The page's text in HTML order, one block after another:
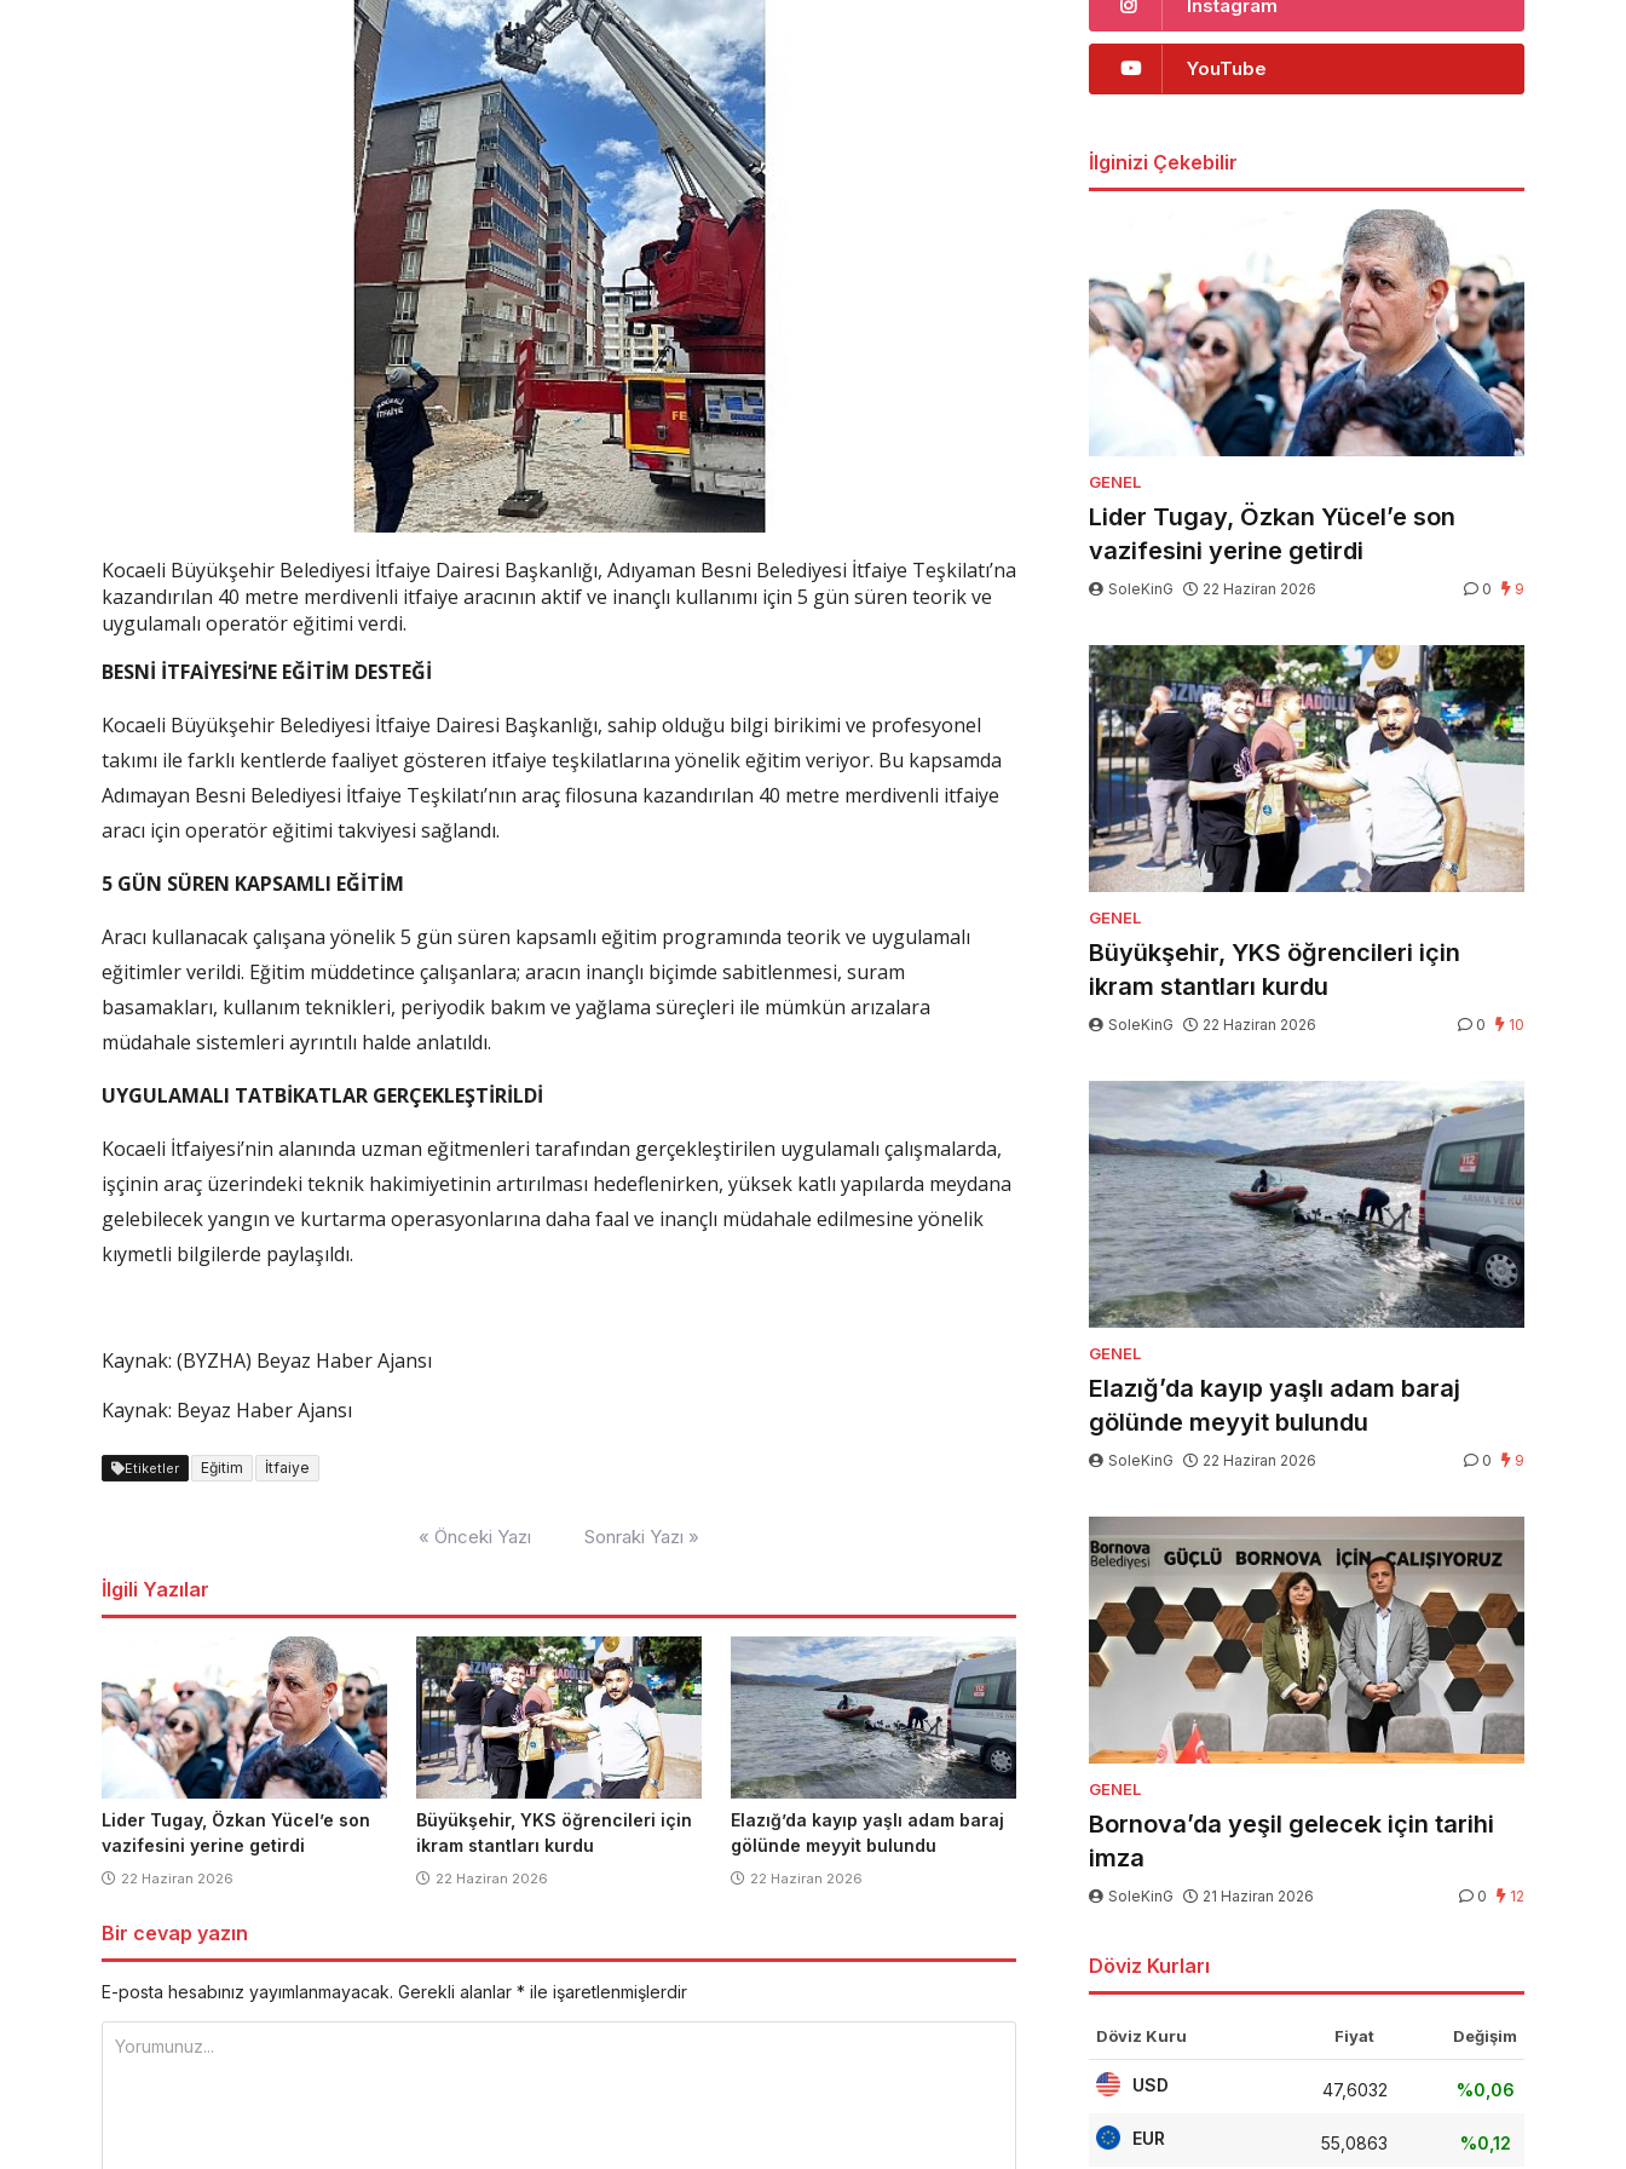
Kocaeli Büyükşehir Belediyesi İtfaiye Dairesi Başkanlığı, Adıyaman Besni Belediyesi İtfaiye Teşkilatı’na
kazandırılan 40 metre merdivenli itfaiye aracının aktif ve inançlı kullanımı için 5 gün süren teorik ve
uygulamalı operatör eğitimi verdi.
BESNİ İTFAİYESİ’NE EĞİTİM DESTEĞİ
Kocaeli Büyükşehir Belediyesi İtfaiye Dairesi Başkanlığı, sahip olduğu bilgi birikimi ve profesyonel
takımı ile farklı kentlerde faaliyet gösteren itfaiye teşkilatlarına yönelik eğitim veriyor. Bu kapsamda
Adımayan Besni Belediyesi İtfaiye Teşkilatı’nın araç filosuna kazandırılan 40 metre merdivenli itfaiye
aracı için operatör eğitimi takviyesi sağlandı.
5 GÜN SÜREN KAPSAMLI EĞİTİM
Aracı kullanacak çalışana yönelik 5 gün süren kapsamlı eğitim programında teorik ve uygulamalı
eğitimler verildi. Eğitim müddetince çalışanlara; aracın inançlı biçimde sabitlenmesi, suram
basamakları, kullanım teknikleri, periyodik bakım ve yağlama süreçleri ile mümkün arızalara
müdahale sistemleri ayrıntılı halde anlatıldı.
UYGULAMALI TATBİKATLAR GERÇEKLEŞTİRİLDİ
Kocaeli İtfaiyesi’nin alanında uzman eğitmenleri tarafından gerçekleştirilen uygulamalı çalışmalarda,
işçinin araç üzerindeki teknik hakimiyetinin artırılması hedeflenirken, yüksek katlı yapılarda meydana
gelebilecek yangın ve kurtarma operasyonlarına daha faal ve inançlı müdahale edilmesine yönelik
kıymetli bilgilerde paylaşıldı.
Kaynak: (BYZHA) Beyaz Haber Ajansı
Kaynak: Beyaz Haber Ajansı
Etiketler Eğitim İtfaiye
« Önceki Yazı Sonraki Yazı »
İlgili Yazılar
Lider Tugay, Özkan Yücel’e son
vazifesini yerine getirdi
22 Haziran 2026
Büyükşehir, YKS öğrencileri için
ikram stantları kurdu
22 Haziran 2026
Elazığ’da kayıp yaşlı adam baraj
gölünde meyyit bulundu
22 Haziran 2026
Bir cevap yazın
E-posta hesabınız yayımlanmayacak. Gerekli alanlar * ile işaretlenmişlerdir
Instagram
YouTube
İlginizi Çekebilir
GENEL
Lider Tugay, Özkan Yücel’e son
vazifesini yerine getirdi
SoleKinG 22 Haziran 2026 0 9
GENEL
Büyükşehir, YKS öğrencileri için
ikram stantları kurdu
SoleKinG 22 Haziran 2026 0 10
GENEL
Elazığ’da kayıp yaşlı adam baraj
gölünde meyyit bulundu
SoleKinG 22 Haziran 2026 0 9
GENEL
Bornova’da yeşil gelecek için tarihi
imza
SoleKinG 21 Haziran 2026 0 12
Döviz Kurları
Döviz Kuru Fiyat Değişim
USD 47,6032 %0,06
EUR 55,0863 %0,12